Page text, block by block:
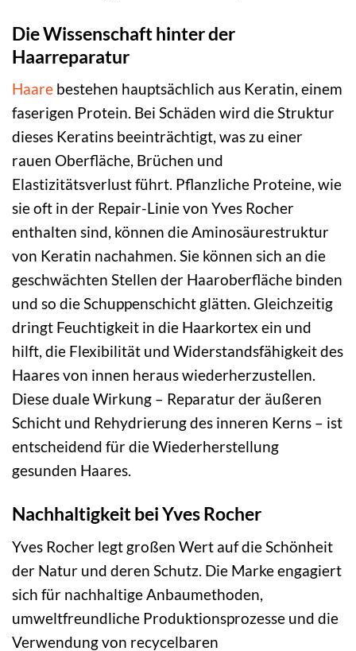
Die Wissenschaft hinter der
Haarreparatur
Haare bestehen hauptsächlich aus Keratin, einem
faserigen Protein. Bei Schäden wird die Struktur
dieses Keratins beeinträchtigt, was zu einer
rauen Oberfläche, Brüchen und
Elastizitätsverlust führt. Pflanzliche Proteine, wie
sie oft in der Repair-Linie von Yves Rocher
enthalten sind, können die Aminosäurestruktur
von Keratin nachahmen. Sie können sich an die
geschwächten Stellen der Haaroberfläche binden
und so die Schuppenschicht glätten. Gleichzeitig
dringt Feuchtigkeit in die Haarkortex ein und
hilft, die Flexibilität und Widerstandsfähigkeit des
Haares von innen heraus wiederherzustellen.
Diese duale Wirkung – Reparatur der äußeren
Schicht und Rehydrierung des inneren Kerns – ist
entscheidend für die Wiederherstellung
gesunden Haares.
Nachhaltigkeit bei Yves Rocher
Yves Rocher legt großen Wert auf die Schönheit
der Natur und deren Schutz. Die Marke engagiert
sich für nachhaltige Anbaumethoden,
umweltfreundliche Produktionsprozesse und die
Verwendung von recycelbaren